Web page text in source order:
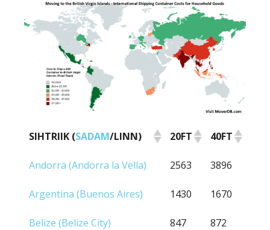
SIHTRIIK (SADAM/LINN) 20FT
40FT
SIHTRIIK (SADAM /LINN) 20FT 40FT
Andorra (Andorra la Vella) 2563 3896
Argentina (Buenos Aires) 1430 1670
Belize (Belize City) 847 872